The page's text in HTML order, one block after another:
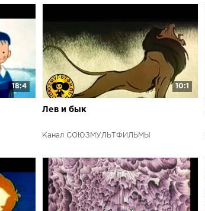
18:4 10:1
Лев и бык
Канал СОЮЗМУЛЬТФИЛЬМЫ